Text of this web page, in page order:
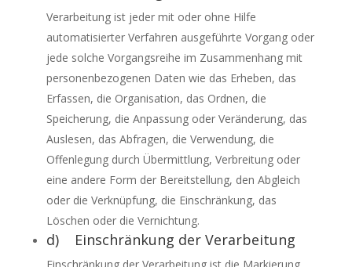
Verarbeitung ist jeder mit oder ohne Hilfe
automatisierter Verfahren ausgeführte Vorgang oder
jede solche Vorgangsreihe im Zusammenhang mit
personenbezogenen Daten wie das Erheben, das
Erfassen, die Organisation, das Ordnen, die
Speicherung, die Anpassung oder Veränderung, das
Auslesen, das Abfragen, die Verwendung, die
Offenlegung durch Übermittlung, Verbreitung oder
eine andere Form der Bereitstellung, den Abgleich
oder die Verknüpfung, die Einschränkung, das
Löschen oder die Vernichtung.
d) Einschränkung der Verarbeitung